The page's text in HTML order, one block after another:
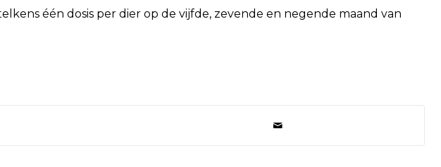
één dosis per dier op de vijfde, zevende en negende maand van